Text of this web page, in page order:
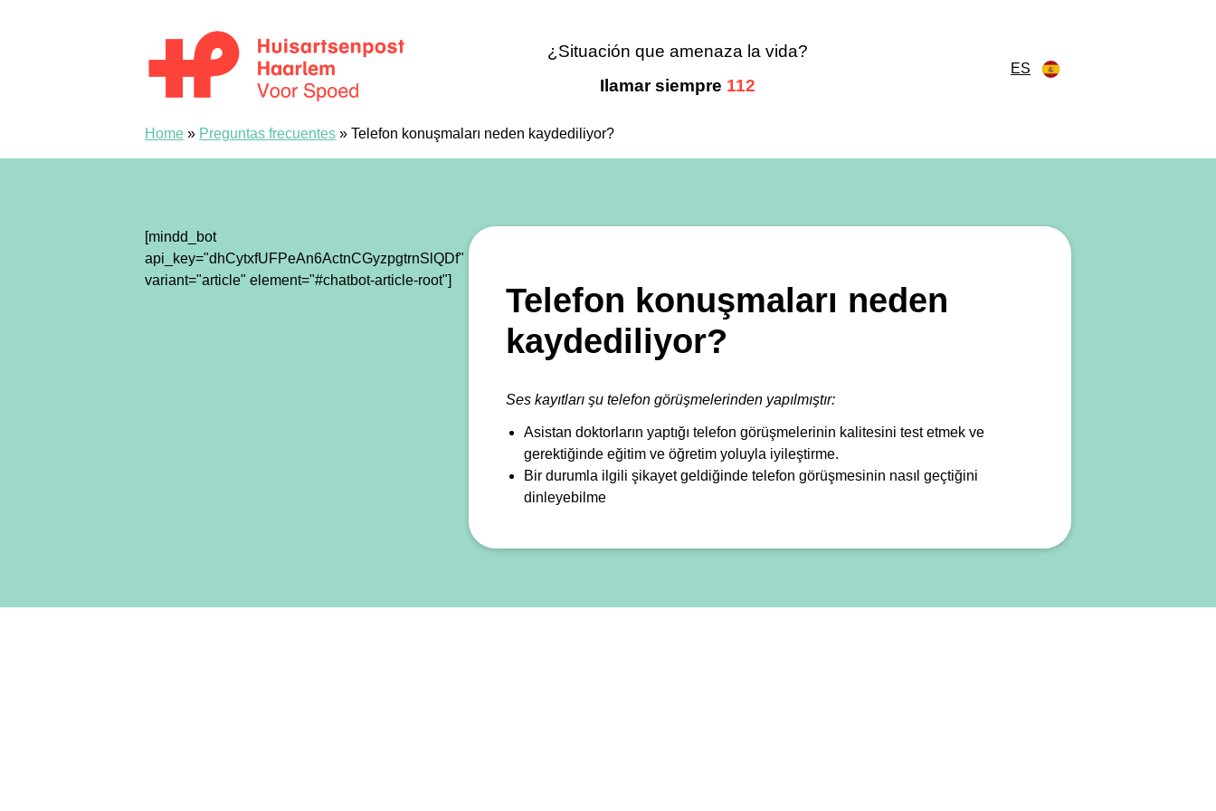
¿Situación que amenaza la vida?
Ilamar siempre 112
ES
Home » Preguntas frecuentes » Telefon konuşmaları neden kaydediliyor?
Telefon konuşmaları neden
kaydediliyor?
Ses kayıtları şu telefon görüşmelerinden yapılmıştır:
Asistan doktorların yaptığı telefon görüşmelerinin kalitesini test etmek ve
gerektiğinde eğitim ve öğretim yoluyla iyileştirme.
Bir durumla ilgili şikayet geldiğinde telefon görüşmesinin nasıl geçtiğini
dinleyebilme
[mindd_bot
api_key="dhCytxfUFPeAn6ActnCGyzpgtrnSlQDf"
variant="article" element="#chatbot-article-root"]